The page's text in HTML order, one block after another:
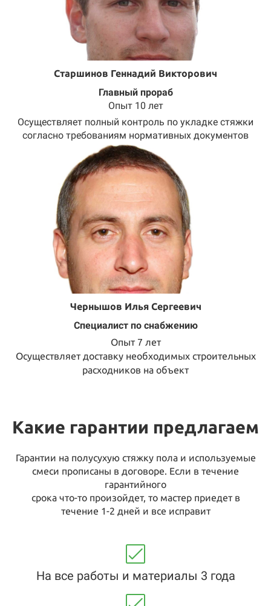
Старшинов Геннадий Викторович
Главный прораб
Опыт 10 лет
Осуществляет полный контроль по укладке стяжки
согласно требованиям нормативных документов
Чернышов Илья Сергеевич
Специалист по снабжению
Опыт 7 лет
Осуществляет доставку необходимых строительных
расходников на объект
Какие гарантии предлагаем
Гарантии на полусухую стяжку пола и используемые
смеси прописаны в договоре. Если в течение
гарантийного
срока что-то произойдет, то мастер приедет в
течение 1-2 дней и все исправит
На все работы и материалы 3 года